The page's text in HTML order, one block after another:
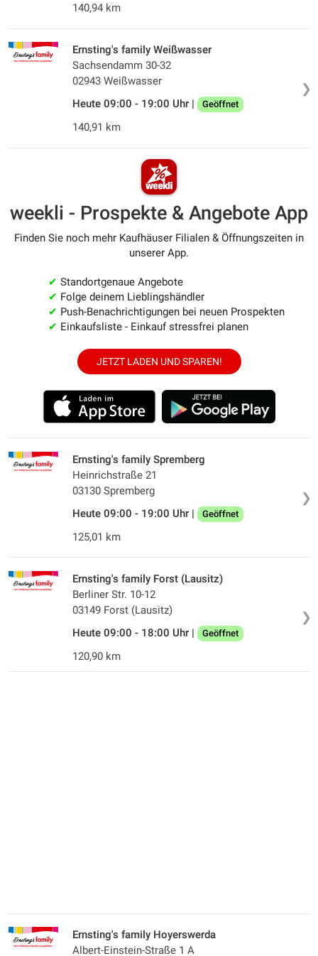
140,94 km
❯
Ernsting's family Weißwasser
Sachsendamm 30-32
02943 Weißwasser
Heute 09:00 - 19:00 Uhr |
Geöffnet
140,91 km
weekli - Prospekte & Angebote App
Finden Sie noch mehr Kaufhäuser Filialen & Öffnungszeiten in
unserer App.
✔ Standortgenaue Angebote
✔ Folge deinem Lieblingshändler
✔ Push-Benachrichtigungen bei neuen Prospekten
✔ Einkaufsliste - Einkauf stressfrei planen
JETZT LADEN UND SPAREN!
❯
Ernsting's family Spremberg
Heinrichstraße 21
03130 Spremberg
Heute 09:00 - 19:00 Uhr |
Geöffnet
125,01 km
❯
Ernsting's family Forst (Lausitz)
Berliner Str. 10-12
03149 Forst (Lausitz)
Heute 09:00 - 18:00 Uhr |
Geöffnet
120,90 km
Ernsting's family Hoyerswerda
Albert-Einstein-Straße 1 A